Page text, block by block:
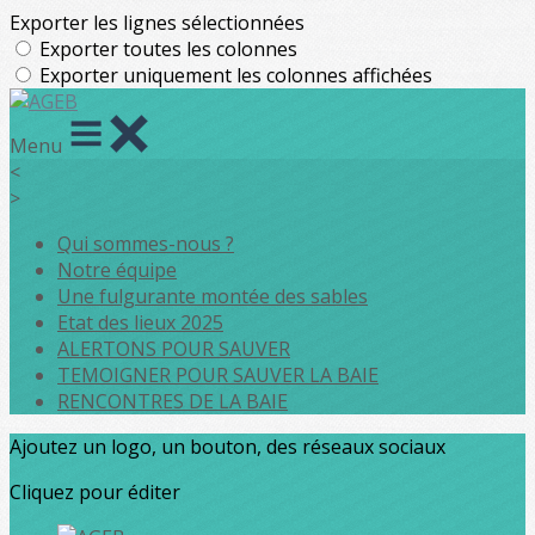
Exporter les lignes sélectionnées
Exporter toutes les colonnes
Exporter uniquement les colonnes affichées
Menu
<
>
Qui sommes-nous ?
Notre équipe
Une fulgurante montée des sables
Etat des lieux 2025
ALERTONS POUR SAUVER
TEMOIGNER POUR SAUVER LA BAIE
RENCONTRES DE LA BAIE
Ajoutez un logo, un bouton, des réseaux sociaux
Cliquez pour éditer